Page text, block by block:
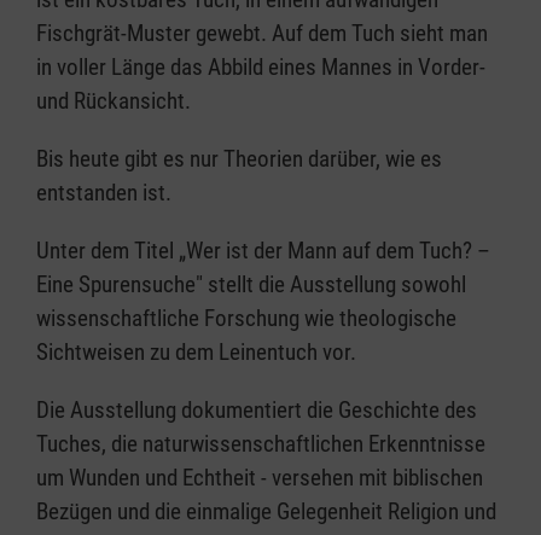
Fischgrät-Muster gewebt. Auf dem Tuch sieht man
in voller Länge das Abbild eines Mannes in Vorder-
und Rückansicht.
Bis heute gibt es nur Theorien darüber, wie es
entstanden ist.
Unter dem Titel „Wer ist der Mann auf dem Tuch? –
Eine Spurensuche" stellt die Ausstellung sowohl
wissenschaftliche Forschung wie theologische
Sichtweisen zu dem Leinentuch vor.
Die Ausstellung dokumentiert die Geschichte des
Tuches, die naturwissenschaftlichen Erkenntnisse
um Wunden und Echtheit - versehen mit biblischen
Bezügen und die einmalige Gelegenheit Religion und